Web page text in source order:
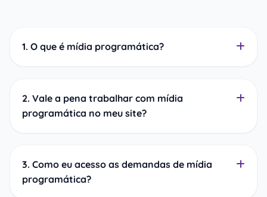
1. O que é mídia programática?
2. Vale a pena trabalhar com mídia
programática no meu site?
3. Como eu acesso as demandas de mídia
programática?